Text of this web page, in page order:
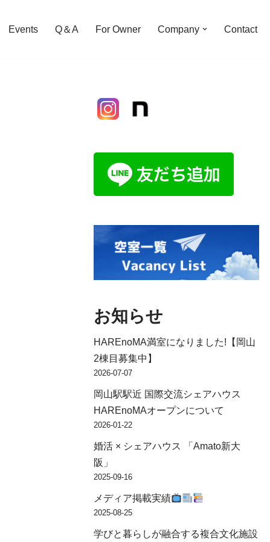
Events Q＆A For Owner Company Contact
お知らせ
HAREnoMA満室になりました!【岡山
2棟目募集中】
2026-07-07
岡山駅駅近 国際交流シェアハウス
HAREnoMAオープンについて
2026-01-22
婚活 × シェアハウス 「Amato新大
阪」
2025-09-16
メディア掲載実績
2025-08-25
学びと暮らしが融合する複合文化施設